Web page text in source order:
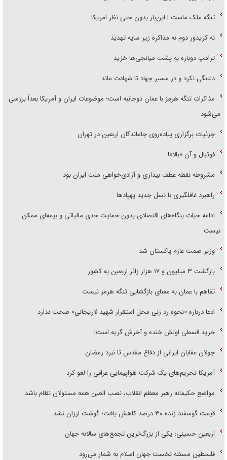
تنگه ملک ماست | این‌بار بدون حتی نظر امریکا
نه کریدور دوم نه مذاکره زیر سایه تهدید
ترامپ دوباره به پشت میانجی‌ها خزید
دلتنگی نکرد و در مسیر جهاد تا شهادت ماند
مذاکرات تنگه هرمز با عمان دوجانبه است؛ موضوعات ایران و آمریکا بعداً بررسی
می‌شود
جزئیات برگزاری پیاده‌روی جاماندگان اربعین در تهران
فوتبال و آن «بالا»!
مشروطه نقطه عطف بیداری و آزادی‌خواهی ملت ایران بود
راهبرد غافلگیری با نسل جدید پهپاد‌ها
ادامه حیات بنگاه‌های اقتصادی بدون حمایت جدی مالیاتی و بیمه‌ای ممکن
نیست
وزیر صمت عازم پاکستان شد
بازگشت ۳ میلیون و ۱۷ هزار زائر اربعین به کشور
تفاهم با عمان به معنای بازگشایی تنگه هرمز نیست
ادعا درباره «نحوه رد زنی محل استقرار شهید لاریجانی» صحت ندارد
خرید قسطی اولش خنده و آخرش گریه است!
جولان عقابان ایرانی از دفاع مقدس تا نبرد رمضان
آمریکا تحریم‌های یک شرکت هواپیمایی عراقی را لغو کرد
مواضع حکیمانه رهبر معظم انقلاب، نصب العین همه مسئولان نظام باشد
قیمت گوسفند زنده ۳۰ درصد کاهش یافت؛ گوشت ارزان نشد
اربعین حسینی؛ یکی از بزرگ‌ترین تجمع‌های سالانه جهان
فلسطین مسئله نخست جهان اسلام به شمار می‌رود